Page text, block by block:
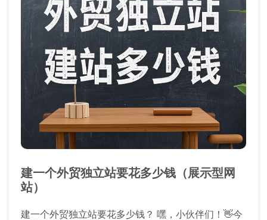
建一个外贸独立站要花多少钱（展示型网
站）
建一个外贸独立站要花多少钱？ 嘿，小伙伴们！👋今